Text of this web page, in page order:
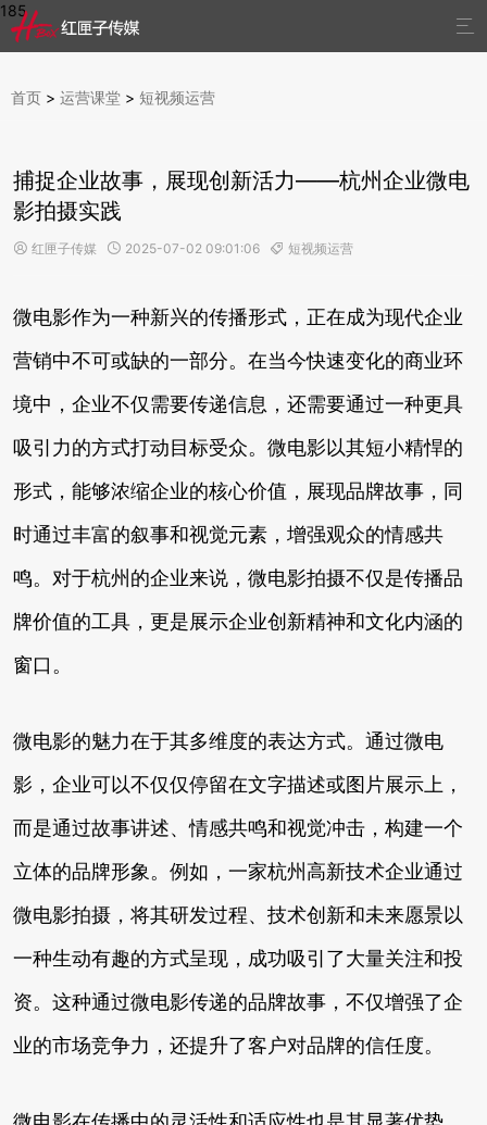
185

首页 > 运营课堂 > 短视频运营
捕捉企业故事，展现创新活力——杭州企业微电
影拍摄实践
 红匣子传媒  2025-07-02 09:01:06  短视频运营
微电影作为一种新兴的传播形式，正在成为现代企业
营销中不可或缺的一部分。在当今快速变化的商业环
境中，企业不仅需要传递信息，还需要通过一种更具
吸引力的方式打动目标受众。微电影以其短小精悍的
形式，能够浓缩企业的核心价值，展现品牌故事，同
时通过丰富的叙事和视觉元素，增强观众的情感共
鸣。对于杭州的企业来说，微电影拍摄不仅是传播品
牌价值的工具，更是展示企业创新精神和文化内涵的
窗口。
微电影的魅力在于其多维度的表达方式。通过微电
影，企业可以不仅仅停留在文字描述或图片展示上，
而是通过故事讲述、情感共鸣和视觉冲击，构建一个
立体的品牌形象。例如，一家杭州高新技术企业通过
微电影拍摄，将其研发过程、技术创新和未来愿景以
一种生动有趣的方式呈现，成功吸引了大量关注和投
资。这种通过微电影传递的品牌故事，不仅增强了企
业的市场竞争力，还提升了客户对品牌的信任度。